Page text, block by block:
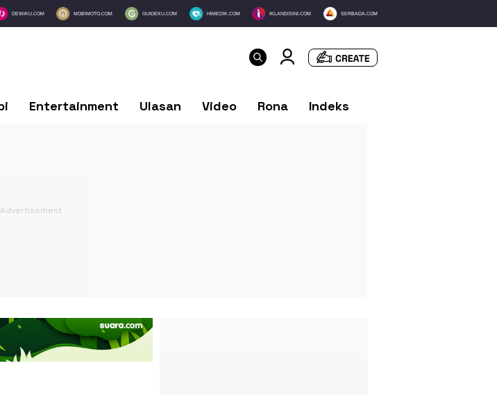
DEWIKU.COM MOBIMOTO.COM GUIDEKU.COM HIMEDIK.COM IKLANDISINI.COM SERBADA.COM
Entertainment Ulasan Video Rona Indeks